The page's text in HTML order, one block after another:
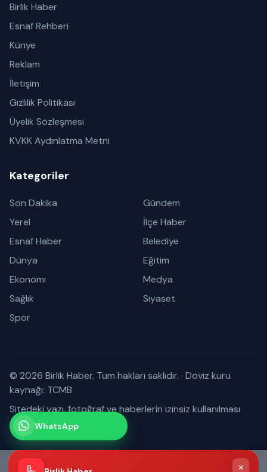
Birlik Haber
Esnaf Rehberi
Künye
Reklam
İletişim
Gizlilik Politikası
Üyelik Sözleşmesi
KVKK Aydınlatma Metni
Kategoriler
Son Dakika
Gündem
Yerel
İlçe Haber
Esnaf Haber
Belediye
Dünya
Eğitim
Ekonomi
Medya
Sağlık
Siyaset
Spor
© 2026 Birlik Haber. Tüm hakları saklıdır. · Döviz kuru
kaynağı: TCMB
Sitedeki yazı, fotoğraf ve haberlerin izinsiz kullanılması
yasaktır.WhatsApp
Kanalımız
Abone olabilirsiniz
×